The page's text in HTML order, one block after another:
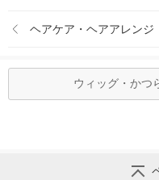
ヘアケア・ヘアアレンジ
ウィッグ・かつ